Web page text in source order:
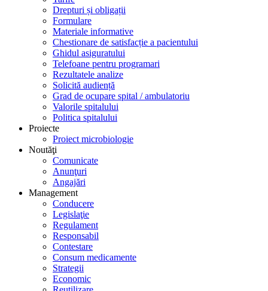
Drepturi și obligații
Formulare
Materiale informative
Chestionare de satisfacție a pacientului
Ghidul asiguratului
Telefoane pentru programari
Rezultatele analize
Solicită audiență
Grad de ocupare spital / ambulatoriu
Valorile spitalului
Politica spitalului
Proiecte
Proiect microbiologie
Noutăţi
Comunicate
Anunţuri
Angajări
Management
Conducere
Legislaţie
Regulament
Responsabil
Contestare
Consum medicamente
Strategii
Economic